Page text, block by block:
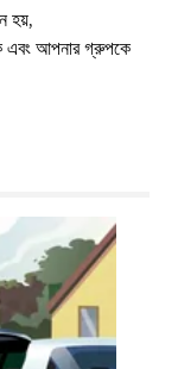
হয়,
আপনার গ্রুপকে